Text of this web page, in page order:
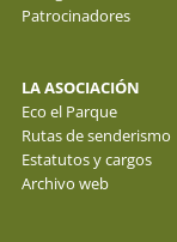
Patrocinadores
LA ASOCIACIÓN
Eco el Parque
Rutas de senderismo
Estatutos y cargos
Archivo web